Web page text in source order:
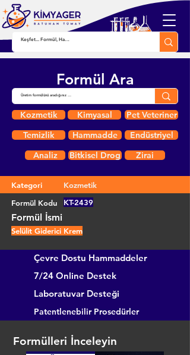
Formül Ara
Kozmetik Kimyasal
Pet Veteriner
Temizlik
Hammadde
Endüstriyel
Analiz
Bitkisel Drog Zirai
Kategori
Kozmetik
Formül Kodu
KT-2439
Formül İsmi
Selülit Giderici Krem
Çevre Dostu Hammaddeler
7/24 Online Destek
Laboratuvar Desteği
Patentlenebilir Prosedürler
Formülleri İnceleyin